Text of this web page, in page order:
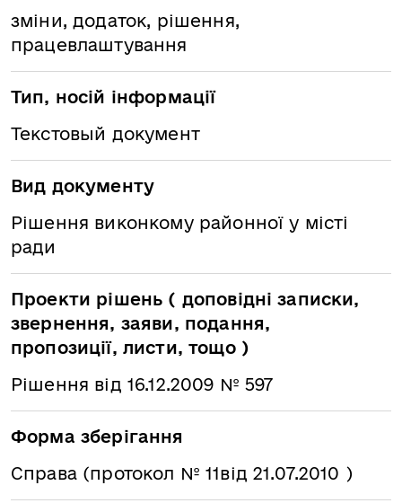
зміни, додаток, рішення,
працевлаштування
Тип, носій інформації
Текстовый документ
Вид документу
Рішення виконкому районної у місті
ради
Проекти рішень ( доповідні записки,
звернення, заяви, подання,
пропозиції, листи, тощо )
Рішення від 16.12.2009 № 597
Форма зберігання
Справа (протокол № 11від 21.07.2010 )